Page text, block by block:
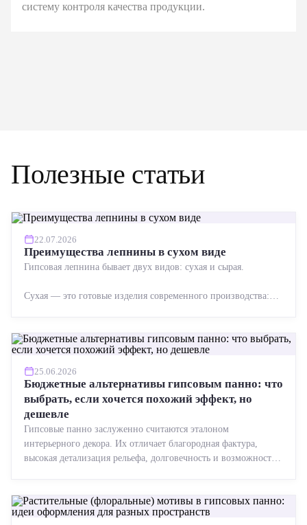
систему контроля качества продукции.
Полезные статьи
22.07.2026
Преимущества лепнины в сухом виде
Гипсовая лепнина бывает двух видов: сухая и сырая.
Сухая — это готовые изделия современного производства:
25.06.2026
Бюджетные альтернативы гипсовым панно: что
выбрать, если хочется похожий эффект, но
дешевле
Гипсовые панно заслуженно считаются эталоном
интерьерного декора. Их отличает благородная фактура,
высокая детализация рельефа, долговечность и возможность